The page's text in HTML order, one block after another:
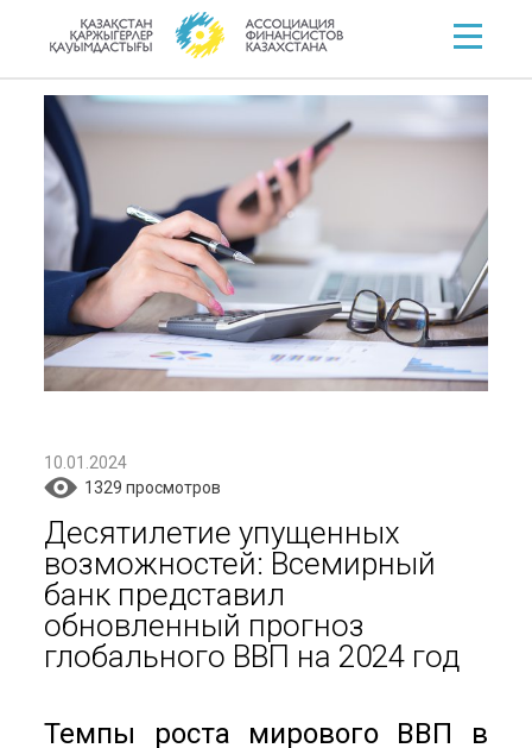
10.01.2024
1329 просмотров
Десятилетие упущенных
возможностей: Всемирный
банк представил
обновленный прогноз
глобального ВВП на 2024 год
Темпы роста мирового ВВП в